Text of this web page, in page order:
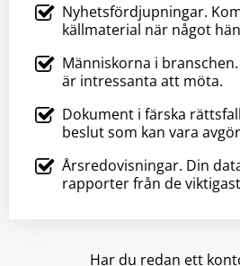
Nyhetsfördjupningar.
källmaterial när något
Människorna i
är intressanta att möta.
Dokument i färska
beslut som kan vara
Årsredovisningar. Din
rapporter från de
Har du redan ett